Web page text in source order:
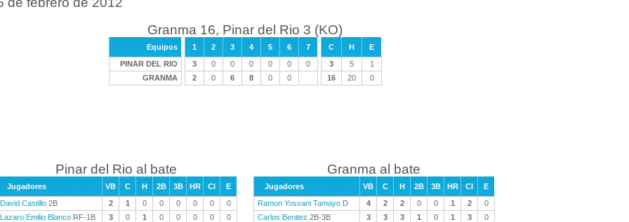
Granma 16, Pinar del Rio 3 (KO)
Equipos 1 2 3 4 5 6 7 C H
E
PINAR DEL RIO
3 0 0 0 0 0 0 3 5
1
GRANMA
2 0 6 8 0 0 16 20 0
Pinar del Rio al bate
Jugadores VB C H 2B 3B HR CI
E
David Castillo 2B 2 1 0 0 0 0 0
0
Lazaro Emilio Blanco RF-1B 3 0 1 0 0 0 0
0
Granma al bate
Jugadores VB C H 2B 3B HR CI
E
Ramon Yosvani Tamayo D 4 2 2 0 0 1 2
0
Carlos Benitez 2B-3B 3 3 3 1 0 1 3
0